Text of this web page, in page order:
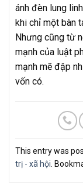
ánh đèn lung
khi chỉ một bàn
Nhưng cũng từ
mạnh của luật
mạnh mẽ đập
vốn có.
This entry was
trị - xã hội .